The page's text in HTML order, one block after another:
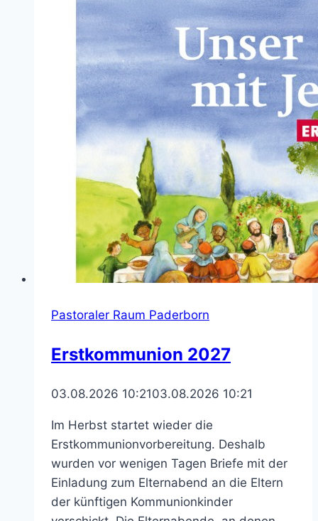
Pastoraler Raum Paderborn
Erstkommunion 2027
03.08.2026 10:2103.08.2026 10:21
Im Herbst startet wieder die
Erstkommunionvorbereitung. Deshalb
wurden vor wenigen Tagen Briefe mit der
Einladung zum Elternabend an die Eltern
der künftigen Kommunionkinder